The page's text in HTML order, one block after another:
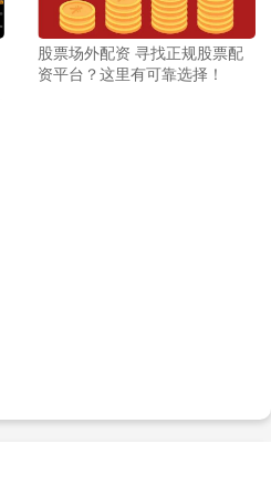
股票场外配资 寻找正规股票配
资平台？这里有可靠选择！